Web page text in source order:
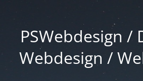
PSWebdesign /
Webdesign /